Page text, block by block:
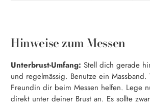
Hinweise zum Messen
Unterbrust-Umfang: Stell dich gerade
und regelmässig. Benutze ein
Freundin dir beim Messen helfen. Lege
direkt unter deiner Brust an. Es sollte